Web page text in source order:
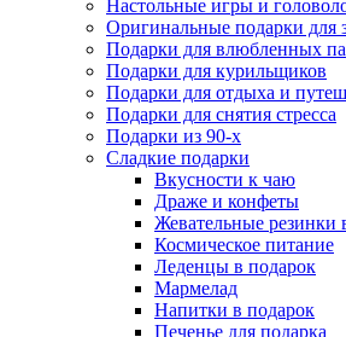
Настольные игры и
Оригинальные подарки для
Подарки для влюбленных
Подарки для курильщиков
Подарки для отдыха и
Подарки для снятия стресса
Подарки из 90-х
Сладкие подарки
Вкусности к чаю
Драже и конфеты
Жевательные резинки
Космическое питание
Леденцы в подарок
Мармелад
Напитки в подарок
Печенье для подарка